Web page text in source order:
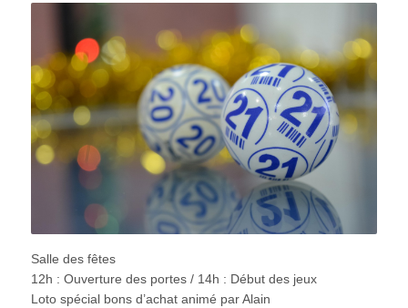
Salle des fêtes
12h : Ouverture des portes / 14h : Début des jeux
Loto spécial bons d’achat animé par Alain